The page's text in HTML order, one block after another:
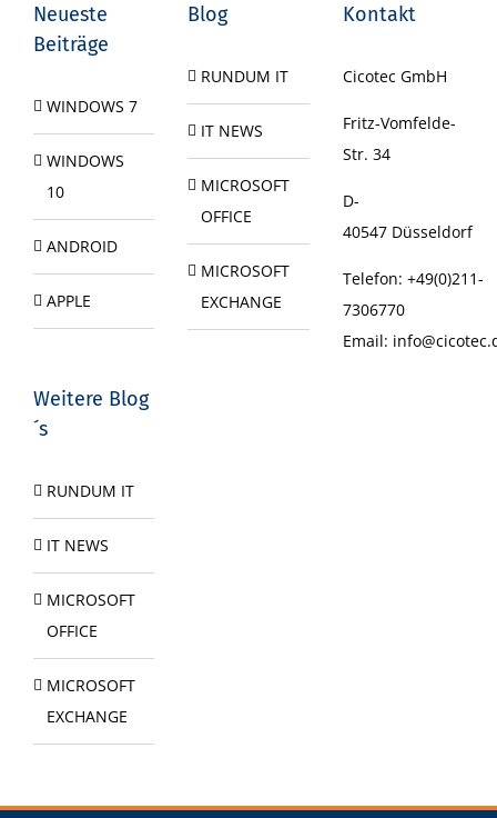
Neueste
Beiträge
WINDOWS 7
WINDOWS
10
ANDROID
APPLE
Weitere Blog
´s
RUNDUM IT
IT NEWS
MICROSOFT
OFFICE
MICROSOFT
EXCHANGE
Blog
RUNDUM IT
IT NEWS
MICROSOFT
OFFICE
MICROSOFT
EXCHANGE
Kontakt
Cicotec GmbH
Fritz-Vomfelde-
Str. 34
D-
40547Düsseldorf
Telefon: +49(0)211-
7306770
Email: